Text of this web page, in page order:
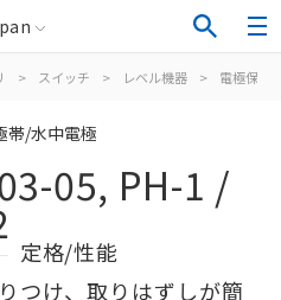
> スイッチ > レベル機器 > 電極保持
帯/水中電極
05, PH-1 /
定格/性能
つけ、取りはずしが簡